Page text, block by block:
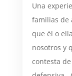
Una
familias de
que él o
nosotros y
contesta